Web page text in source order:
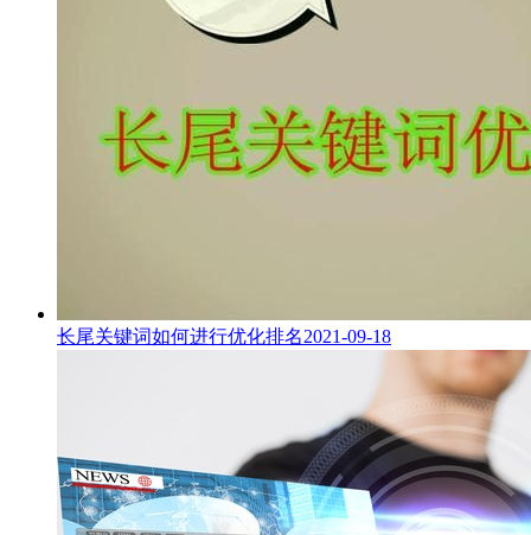
长尾关键词如何进行优化排名2021-09-18